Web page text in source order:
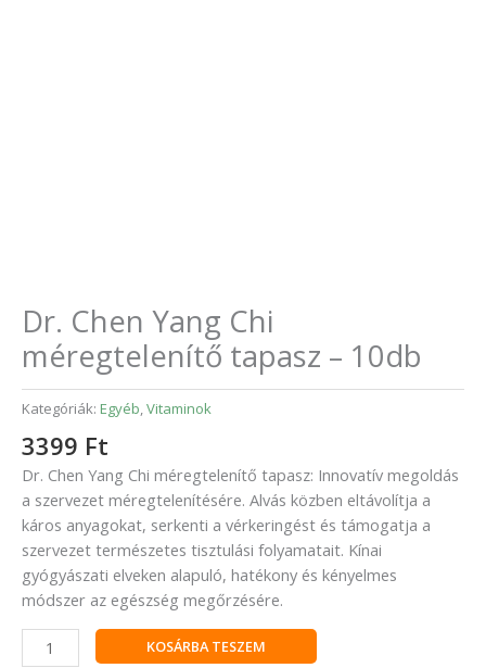
Dr. Chen Yang Chi
méregtelenítő tapasz – 10db
Kategóriák: Egyéb,Vitaminok
3399 Ft
Dr. Chen Yang Chi méregtelenítő tapasz: Innovatív megoldás
a szervezet méregtelenítésére. Alvás közben eltávolítja a
káros anyagokat, serkenti a vérkeringést és támogatja a
szervezet természetes tisztulási folyamatait. Kínai
gyógyászati elveken alapuló, hatékony és kényelmes
módszer az egészség megőrzésére.
KOSÁRBA TESZEM